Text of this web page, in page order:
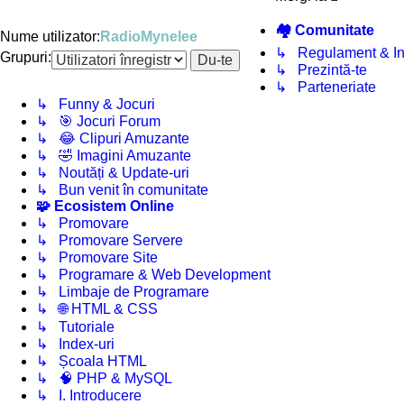
Nume utilizator: RadioMynelee
Grupuri:
🏘️ Comunitate
↳ Regulament &
↳ Prezintă-te
↳ Parteneriate
↳ Funny & Jocuri
↳ 🎯 Jocuri Forum
↳ 😂 Clipuri Amuzante
↳ 🤣 Imagini Amuzante
↳ Noutăți & Update-uri
↳ Bun venit în comunitate
🧩 Ecosistem Online
↳ Promovare
↳ Promovare Servere
↳ Promovare Site
↳ Programare & Web Development
↳ Limbaje de Programare
↳ 🌐 HTML & CSS
↳ Tutoriale
↳ Index-uri
↳ Școala HTML
↳ 🧠 PHP & MySQL
↳ I. Introducere